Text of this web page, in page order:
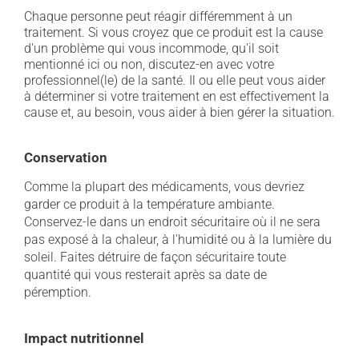
Chaque personne peut réagir différemment à un
traitement. Si vous croyez que ce produit est la cause
d'un problème qui vous incommode, qu'il soit
mentionné ici ou non, discutez-en avec votre
professionnel(le) de la santé. Il ou elle peut vous aider
à déterminer si votre traitement en est effectivement la
cause et, au besoin, vous aider à bien gérer la situation.
Conservation
Comme la plupart des médicaments, vous devriez
garder ce produit à la température ambiante.
Conservez-le dans un endroit sécuritaire où il ne sera
pas exposé à la chaleur, à l'humidité ou à la lumière du
soleil. Faites détruire de façon sécuritaire toute
quantité qui vous resterait après sa date de
péremption.
Impact nutritionnel